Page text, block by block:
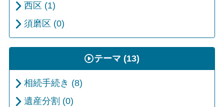
西区 (1)
須磨区 (0)
テーマ (13)
相続手続き (8)
遺産分割 (0)